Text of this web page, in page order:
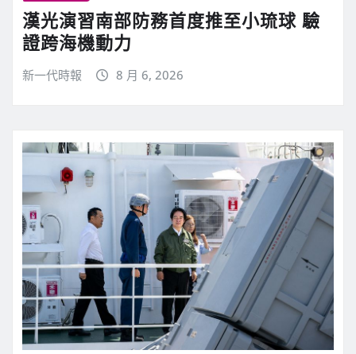
漢光演習南部防務首度推至小琉球 驗
證跨海機動力
新一代時報 8 月 6, 2026